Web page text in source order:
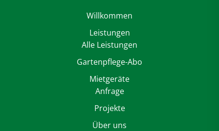
Willkommen
Leistungen
Alle Leistungen
Gartenpflege-Abo
Mietgeräte
Anfrage
Projekte
Über uns